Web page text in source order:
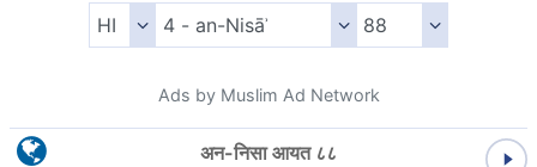
Ads by Muslim Ad Network
अन-निसा आयत ८८